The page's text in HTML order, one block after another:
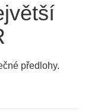
předlohy.